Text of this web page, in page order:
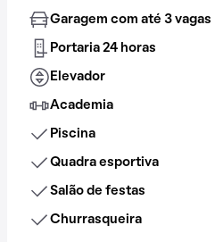
Garagem com até 3 vagas
Portaria 24 horas
Elevador
Academia
Piscina
Quadra esportiva
Salão de festas
Churrasqueira